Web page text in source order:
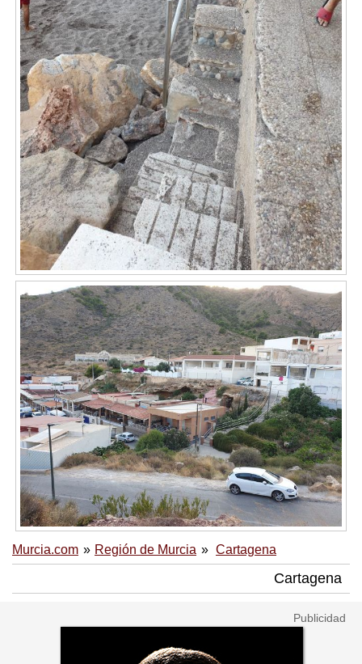
Murcia.com Región de Murcia Cartagena
Cartagena